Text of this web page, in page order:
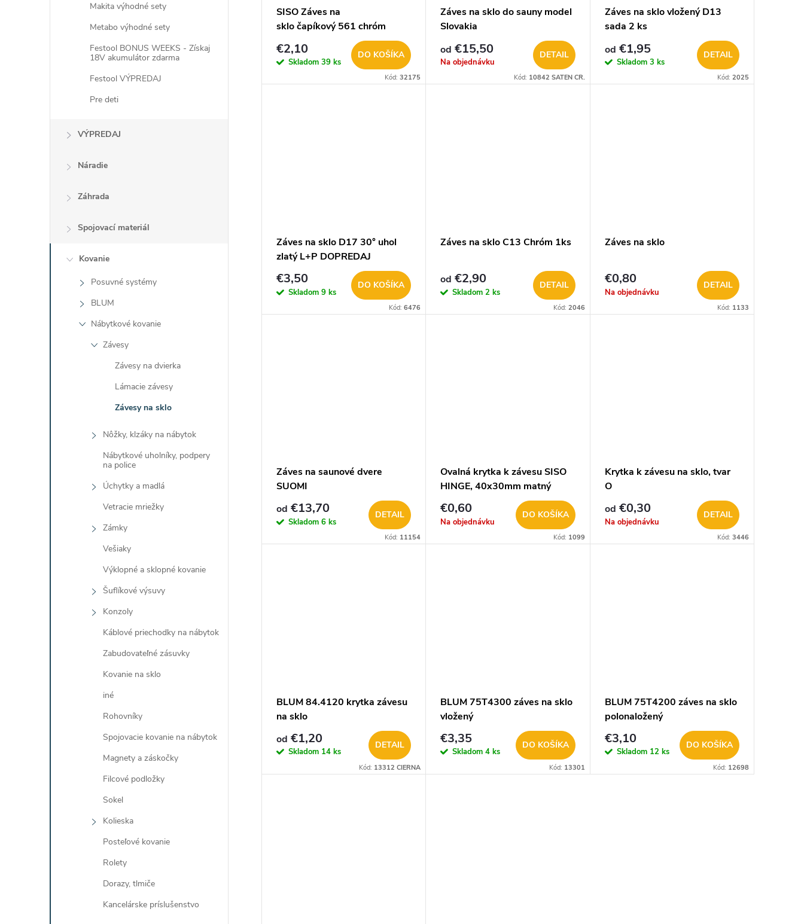
Makita výhodné sety
Metabo výhodné sety
Festool BONUS WEEKS - Získaj
18V akumulátor zdarma
Festool VÝPREDAJ
Pre deti
VÝPREDAJ
Náradie
Záhrada
Spojovací materiál
Kovanie
Posuvné systémy
BLUM
Nábytkové kovanie
Závesy
Závesy na dvierka
Lámacie závesy
Závesy na sklo
Nôžky, klzáky na nábytok
Nábytkové uholníky, podpery
na police
Úchytky a madlá
Vetracie mriežky
Zámky
Vešiaky
Výklopné a sklopné kovanie
Šuflíkové výsuvy
Konzoly
Káblové priechodky na nábytok
Zabudovateľné zásuvky
Kovanie na sklo
iné
Rohovníky
Spojovacie kovanie na nábytok
Magnety a záskočky
Filcové podložky
Sokel
Kolieska
Posteľové kovanie
Rolety
Dorazy, tlmiče
Kancelárske príslušenstvo
d
o
SISO Záves na
sklo čapíkový 561 chróm
€2,10
Skladom 39 ks
DO KOŠÍKA
Kód:32175
Záves na sklo do sauny model
Slovakia
od €15,50
Na objednávku
DETAIL
Kód: 10842 SATEN CR.
Záves na sklo vložený D13
sada 2 ks
od €1,95
Skladom 3 ks
DETAIL
Kód: 2025
Záves na sklo D17 30° uhol
zlatý L+P DOPREDAJ
€3,50
Skladom 9 ks
DO KOŠÍKA
Kód:6476
Záves na sklo C13 Chróm 1ks
od €2,90
Skladom2 ks
DETAIL
Kód: 2046
Záves na sklo
€0,80
Na objednávku
DETAIL
Kód: 1133
Záves na saunové dvere
SUOMI
od €13,70
Skladom 6 ks
DETAIL
Kód: 11154
Ovalná krytka k závesu SISO
HINGE, 40x30mm matný
chróm 2575-20
€0,60
Na objednávku
DO KOŠÍKA
Kód: 1099
Krytka k závesu na sklo, tvar
O
od €0,30
Na objednávku
DETAIL
Kód: 3446
BLUM 84.4120 krytka závesu
na sklo
od €1,20
Skladom 14 ks
DETAIL
Kód: 13312 CIERNA
BLUM 75T4300 záves na sklo
vložený
€3,35
Skladom4 ks
DO KOŠÍKA
Kód: 13301
BLUM 75T4200 záves na sklo
polonaložený
€3,10
Skladom 12 ks
DO KOŠÍKA
Kód: 12698